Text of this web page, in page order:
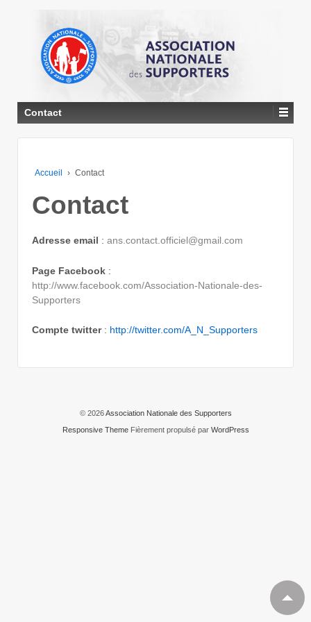
CONTENU
PRINCIPAL
Contact
Accueil › Contact
Contact
Adresse email : ans.contact.officiel@gmail.com
Page Facebook :
http://www.facebook.com/Association-Nationale-des-
Supporters
Compte twitter : http://twitter.com/A_N_Supporters
© 2026Association Nationale des Supporters
Responsive ThemeFièrement propulsé par WordPress